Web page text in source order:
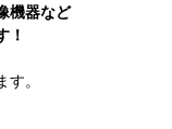
機器など
！
。